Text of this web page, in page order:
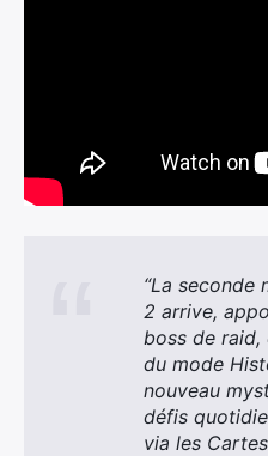
“La seconde
2 arrive,
boss de raid,
du mode
nouveau
défis
via les